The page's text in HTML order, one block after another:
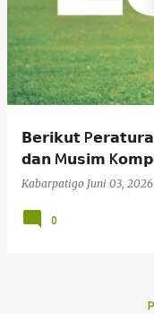
t
n
𝗕𝗲𝗿𝗶𝗸𝘂𝘁
𝗱𝗮𝗻 M𝘂𝘀𝗶𝗺
Kabarpatigo Juni 03, 2026
0